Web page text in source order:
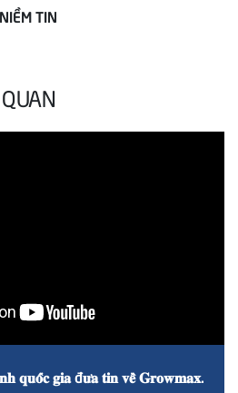
TIN
𝐪𝐮𝐨̂́𝐜 𝐠𝐢𝐚 đ𝐮̛𝐚 𝐭𝐢𝐧 𝐯𝐞̂̀ 𝐆𝐫𝐨𝐰𝐦𝐚𝐱.